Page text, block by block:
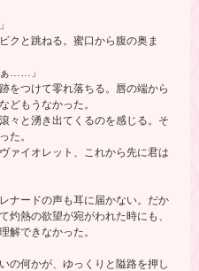
クと跳ねる。蜜口から腹の奥ま
……」
をつけて零れ落ちる。唇の端から
どもうなかった。
々と湧き出てくるのを感じる。そ
た。
ァイオレット、これから先に君は
ナードの声も耳に届かない。だか
灼熱の欲望が宛がわれた時にも、
解できなかった。
の何かが、ゆっくりと隘路を押し